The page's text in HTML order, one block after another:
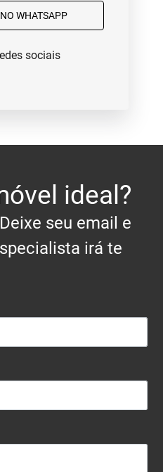
WHATSAPP
sociais
ideal?
seu email e
irá te